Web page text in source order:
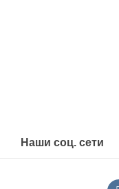
Наши соц. сети